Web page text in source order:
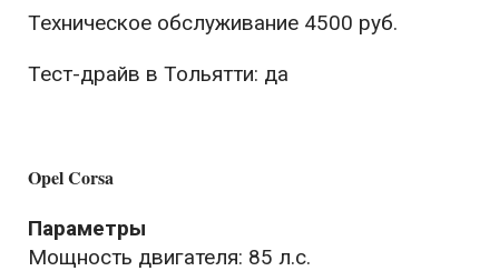
Техническое обслуживание 4500 руб.
Тест-драйв в Тольятти: да
Opel Corsa
Параметры
Мощность двигателя: 85 л.с.